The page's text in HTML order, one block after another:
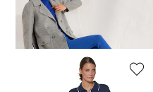
109,95 €
+20 Farben